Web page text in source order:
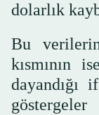
dolarlık
Bu
kısmının
dayandığı